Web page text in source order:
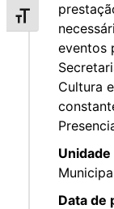
Alternar
eventos
Cultura
Data de